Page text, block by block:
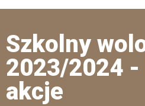
Szkolny
2023/2024 -
akcje